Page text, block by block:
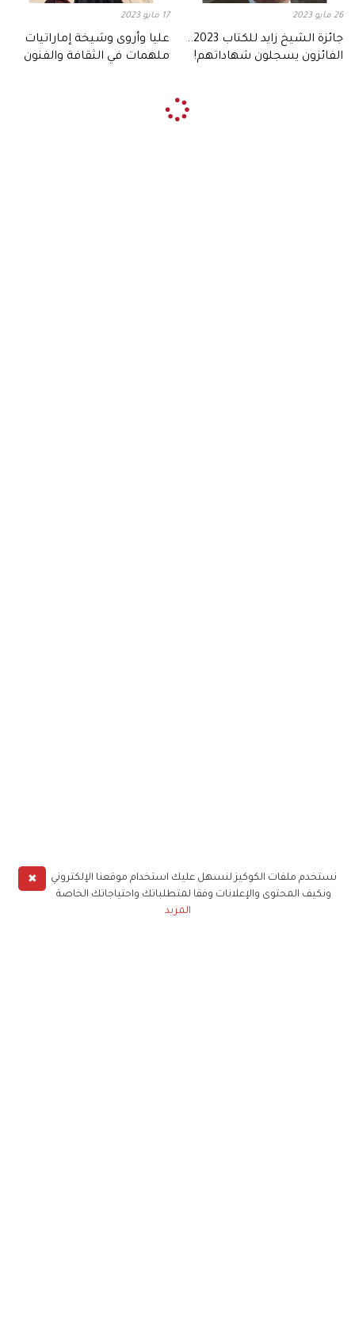
26 مايو 2023
جائزة الشيخ زايد للكتاب 2023..
الفائزون يسجلون شهاداتهم!
17 مايو 2023
عليا وأروى وشيخة إماراتيات
ملهمات في الثقافة والفنون
✖
نستخدم ملفات الكوكيز لنسهل عليك استخدام موقعنا الإلكتروني
ونكيف المحتوى والإعلانات وفقا لمتطلباتك واحتياجاتك الخاصة
المزيد